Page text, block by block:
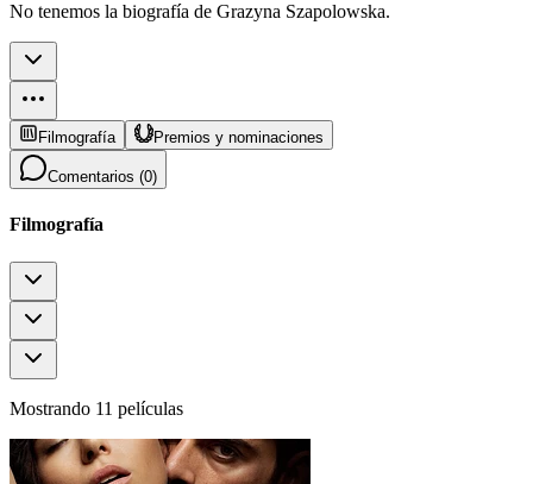
No tenemos la biografía de Grazyna Szapolowska.
Filmografía Premios y nominaciones
Comentarios (0)
Filmografía
Mostrando 11 películas